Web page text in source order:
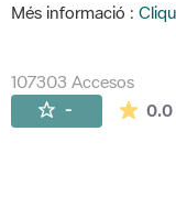
Més informació :
107303 Accesos
- 0.0